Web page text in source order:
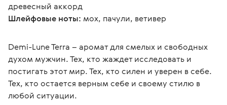
древесный аккорд
Шлейфовые ноты: мох, пачули, ветивер
Demi-Lune Terra – аромат для смелых и свободных
духом мужчин. Тех, кто жаждет исследовать и
постигать этот мир. Тех, кто силен и уверен в себе.
Тех, кто остается верным себе и своему стилю в
любой ситуации.